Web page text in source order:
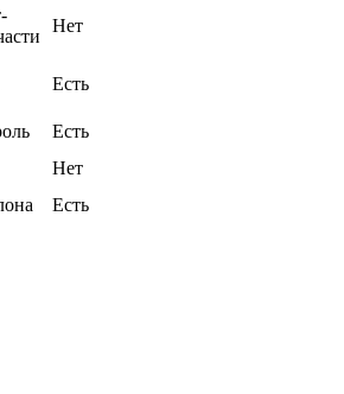
Нет
Есть
Есть
Нет
Есть